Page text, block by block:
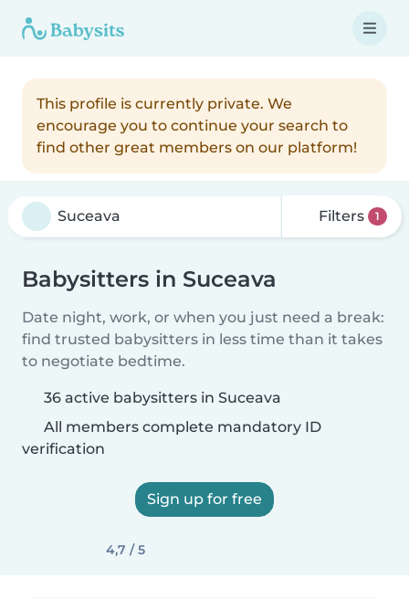
This profile is currently private. We
encourage you to continue your search to
find other great members on our platform!
Filters 1
Babysitters in Suceava
Date night, work, or when you just need a break:
find trusted babysitters in less time than it takes
to negotiate bedtime.
36 active babysitters in Suceava
All members complete mandatory ID
verification
Sign up for free
4,7 / 5